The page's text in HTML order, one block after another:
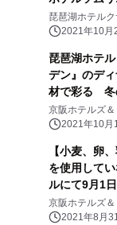
ナルワイン
がらの)
琵琶湖ホテル
大津プリンスホ
ラザ草津ロテ
2021年10月
琵琶湖ホテ
デン』のデ
材で彩る 冬
スタイルのオ
味覚を満喫
京阪ホテルズ
テル2021年10月
【小麦、卵
を使用して
ルにて9月1
京阪ホテルズ
テル2021年8月